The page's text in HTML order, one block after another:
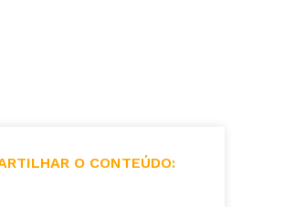
O CONTEÚDO: